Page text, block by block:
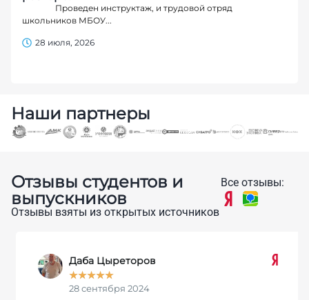
Проведен инструктаж, и трудовой отряд
школьников МБОУ...
28 июля, 2026
Наши партнеры
Отзывы студентов и
выпускников
Все отзывы:
Отзывы взяты из открытых источников
Даба Цыреторов
★★★★★
28 сентября 2024